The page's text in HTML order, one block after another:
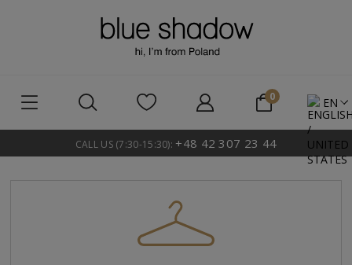
EN
CALL US (7:30-15:30): +48 42 307 23 44